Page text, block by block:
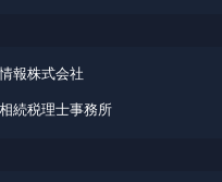
報株式会社
続税理士事務所